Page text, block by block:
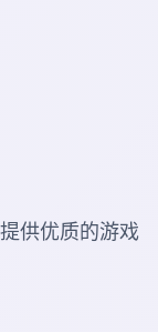
供优质的游戏